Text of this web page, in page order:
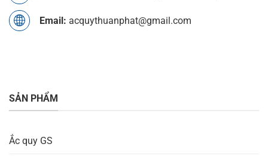
Email: acquythuanphat@gmail.com
SẢN PHẨM
Ắc quy GS